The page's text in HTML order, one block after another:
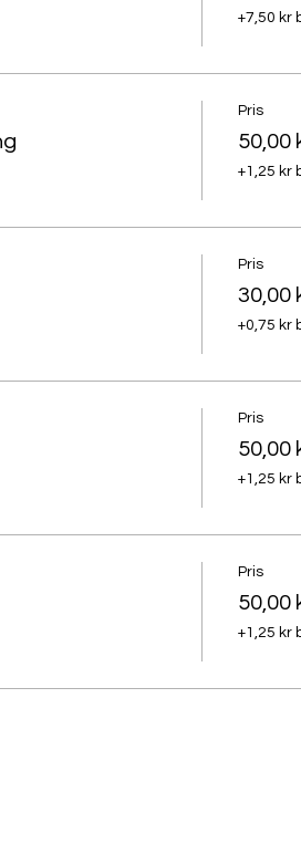
+7,50 kr
Pris
50,00
+1,25 kr
Pris
30,00
+0,75 kr
Pris
50,00
+1,25 kr
Pris
50,00
+1,25 kr